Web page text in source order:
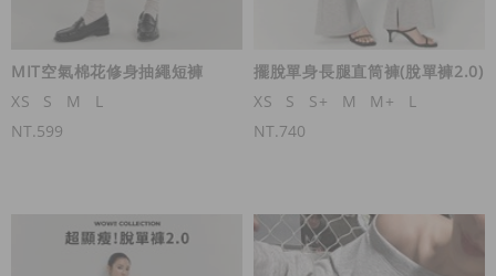
MIT空氣棉花修身抽繩短褲
XS
S M
L
NT.599
擺脫單身長腿直筒褲(脫單褲2.0)
XS
S S+ M M+
L
NT.740